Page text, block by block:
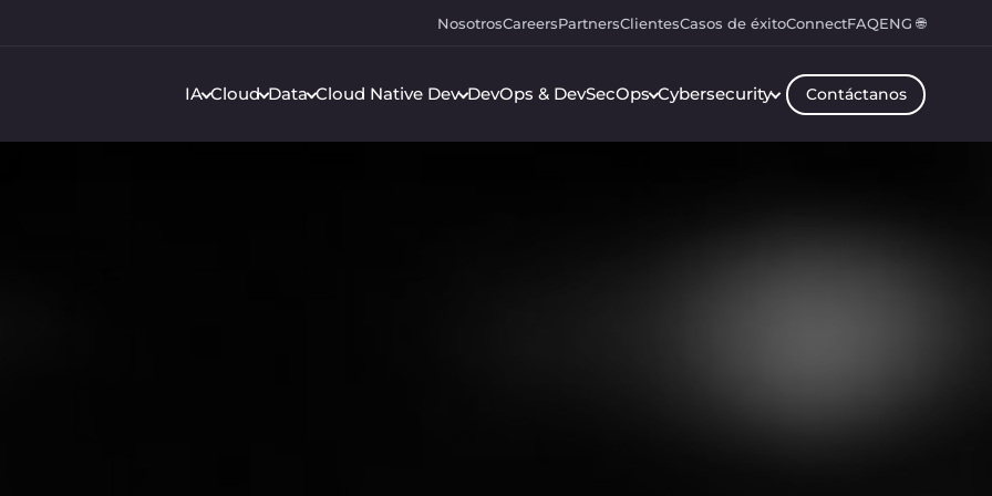
NosotrosCareersPartnersClientesCasos de éxitoConnectFAQENG 🌐
IA Cloud Data Cloud Native Dev DevOps & DevSecOps Cybersecurity Contáctanos